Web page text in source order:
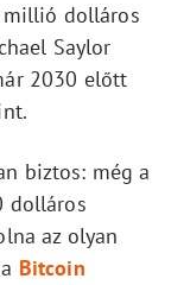
dolláros
Saylor
2030 előtt
biztos: még a
dolláros
az olyan
Bitcoin